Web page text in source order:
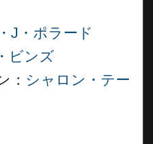
J・ポラード
ビンズ
： シャロン・テー